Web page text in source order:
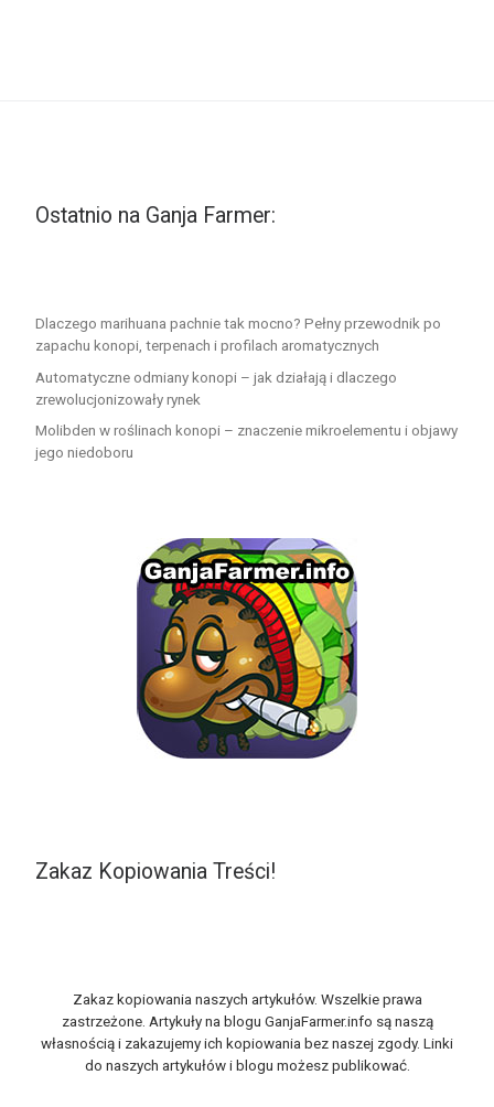
Ostatnio na Ganja Farmer:
Dlaczego marihuana pachnie tak mocno? Pełny przewodnik po
zapachu konopi, terpenach i profilach aromatycznych
Automatyczne odmiany konopi – jak działają i dlaczego
zrewolucjonizowały rynek
Molibden w roślinach konopi – znaczenie mikroelementu i objawy
jego niedoboru
Zakaz Kopiowania Treści!
Zakaz kopiowania naszych artykułów. Wszelkie prawa
zastrzeżone. Artykuły na blogu GanjaFarmer.info są naszą
własnością i zakazujemy ich kopiowania bez naszej zgody. Linki
do naszych artykułów i blogu możesz publikować.